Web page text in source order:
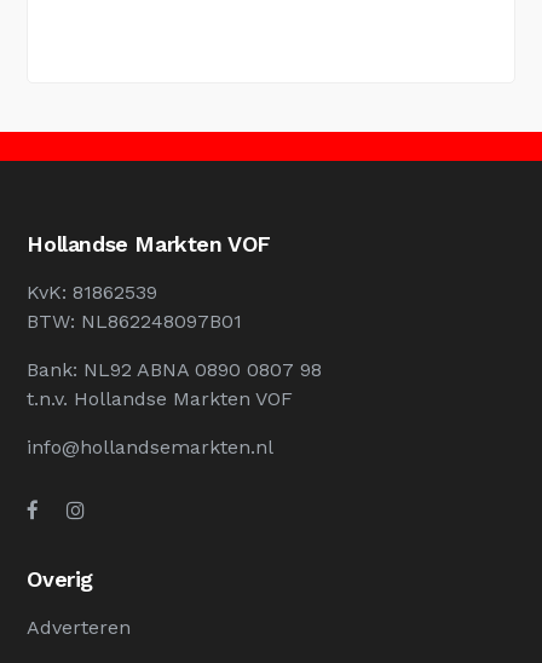
Hollandse Markten VOF
KvK: 81862539
BTW: NL862248097B01
Bank: NL92 ABNA 0890 0807 98
t.n.v. Hollandse Markten VOF
info@hollandsemarkten.nl
Overig
Adverteren